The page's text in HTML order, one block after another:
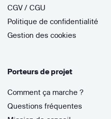
CGV / CGU
Politique de confidentialité
Gestion des cookies
Porteurs de projet
Comment ça marche ?
Questions fréquentes